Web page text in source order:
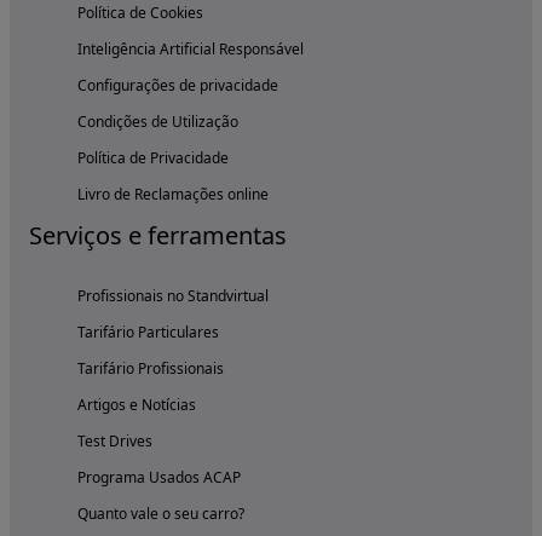
Política de Cookies
Inteligência Artificial Responsável
Configurações de privacidade
Condições de Utilização
Política de Privacidade
Livro de Reclamações online
Serviços e ferramentas
Profissionais no Standvirtual
Tarifário Particulares
Tarifário Profissionais
Artigos e Notícias
Test Drives
Programa Usados ACAP
Quanto vale o seu carro?